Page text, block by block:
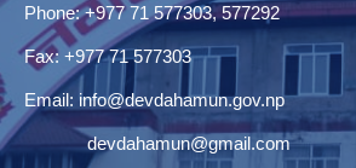
Phone: +977 71 577303, 577292
Fax: +977 71 577303
Email: info@devdahamun.gov.np
devdahamun@gmail.com